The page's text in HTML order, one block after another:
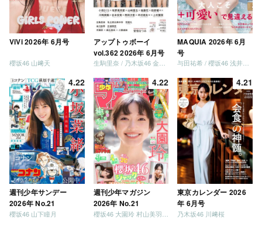
ViVi 2026年 6月号
櫻坂46 山﨑天
アップトゥボーイ
vol.362 2026年 6月号
MAQUIA 2026年 6月
号
4.22
週刊少年サンデー
2026年 No.21
櫻坂46 山下瞳月
4.22
週刊少年マガジン
2026年 No.21
4.21
東京カレンダー 2026
年 6月号
乃木坂46 川﨑桜